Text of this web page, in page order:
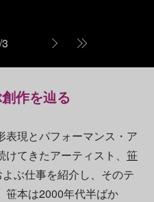
/3
作を辿る
表現とパフォーマンス・ア
てきたアーティスト、 笹
よぶ仕事を紹介し、そのテ
笹本は2000年代半ばか